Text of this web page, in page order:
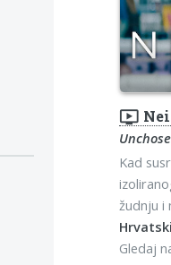
ondemand_video
Kad
žudnju i
Gledaj